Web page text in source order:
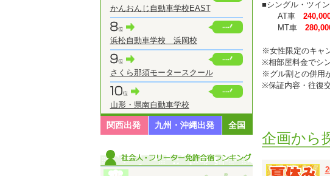
かんおんじ自動車学校EAST
浜松自動車学校 浜岡校
さくら那須モータースクール
山形・県南自動車学校
関西出発 九州・沖縄出発 全国
■シングル・ツイン
AT車
MT車
※女性限定のキャ
※相部屋料金でシ
※グル割との併用
※保証内容・往復
企画から